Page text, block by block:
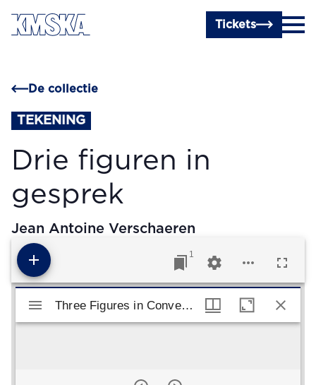
Ga naar hoofdinhoud
Tickets
De collectie
TEKENING
Drie figuren in
gesprek
Jean Antoine Verschaeren
1
Mirador viewer
Three Figures in Conversation
Three Figures in Conversation